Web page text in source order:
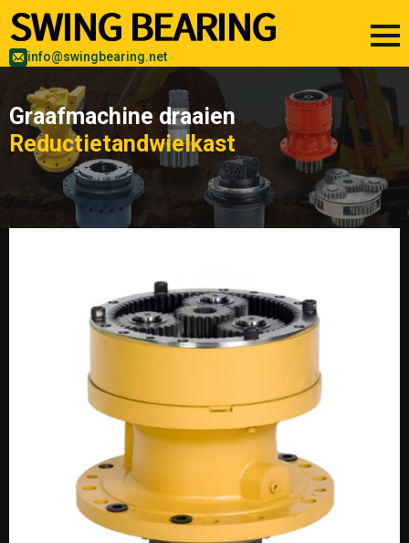
info@swingbearing.net
Graafmachine draaien
Reductietandwielkast